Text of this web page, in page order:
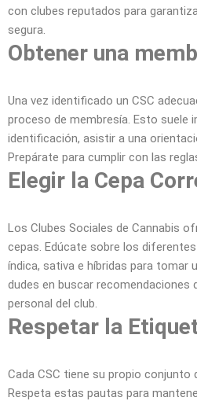
con clubes reputados para
segura.
Obtener una
Una vez identificado un CSC
proceso de membresía. Esto suele
identificación, asistir a una
Prepárate para cumplir con las
Elegir la Cepa
Los Clubes Sociales de Cannabis
cepas. Edúcate sobre los
índica, sativa e híbridas para tomar
dudes en buscar recomendaciones
personal del club.
Respetar la
Cada CSC tiene su propio conjunto
Respeta estas pautas para